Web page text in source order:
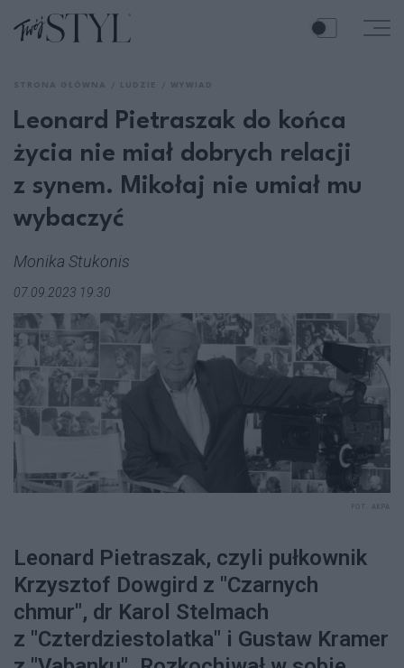
Leonard Pietraszak do końca
życia nie miał dobrych relacji
z synem. Mikołaj nie umiał mu
wybaczyć
Monika Stukonis
07.09.2023 19:30
Leonard Pietraszak, czyli pułkownik
Krzysztof Dowgird z "Czarnych
chmur", dr Karol Stelmach
z "Czterdziestolatka" i Gustaw Kramer